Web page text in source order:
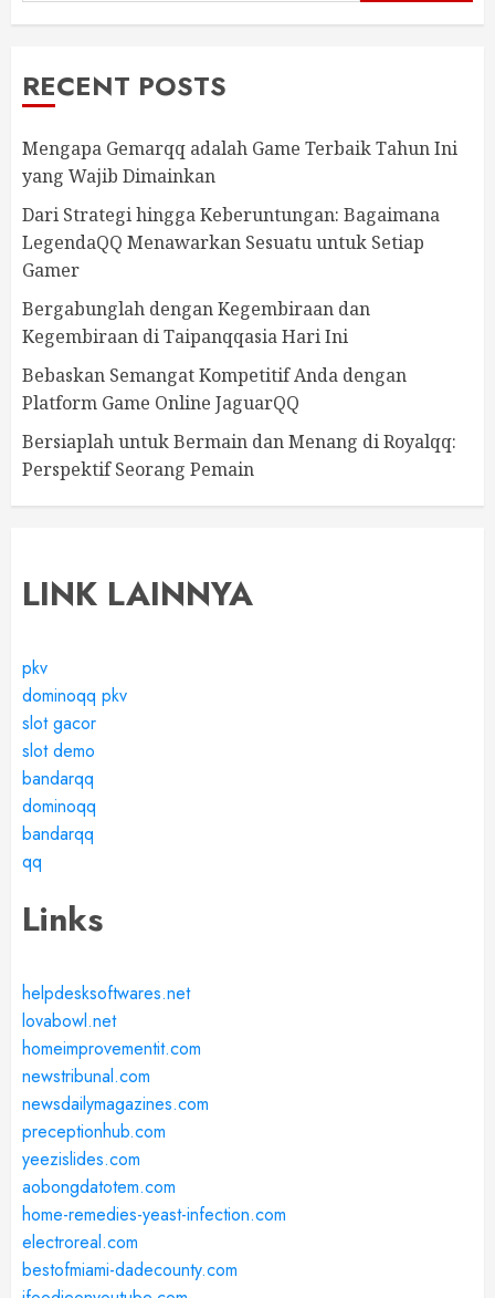
RECENT POSTS
Mengapa Gemarqq adalah Game Terbaik Tahun Ini
yang Wajib Dimainkan
Dari Strategi hingga Keberuntungan: Bagaimana
LegendaQQ Menawarkan Sesuatu untuk Setiap
Gamer
Bergabunglah dengan Kegembiraan dan
Kegembiraan di Taipanqqasia Hari Ini
Bebaskan Semangat Kompetitif Anda dengan
Platform Game Online JaguarQQ
Bersiaplah untuk Bermain dan Menang di Royalqq:
Perspektif Seorang Pemain
LINK LAINNYA
pkv
dominoqq pkv
slot gacor
slot demo
bandarqq
dominoqq
bandarqq
qq
Links
helpdesksoftwares.net
lovabowl.net
homeimprovementit.com
newstribunal.com
newsdailymagazines.com
preceptionhub.com
yeezislides.com
aobongdatotem.com
home-remedies-yeast-infection.com
electroreal.com
bestofmiami-dadecounty.com